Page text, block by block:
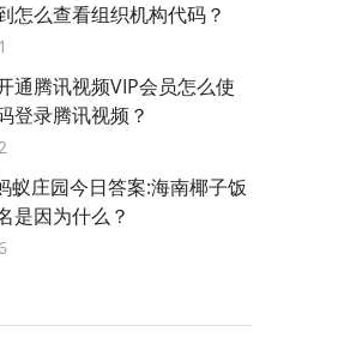
怎么查看组织机构代码？
通腾讯视频VIP会员怎么使
登录腾讯视频？
蚁庄园今日答案:海南椰子饭
是因为什么？